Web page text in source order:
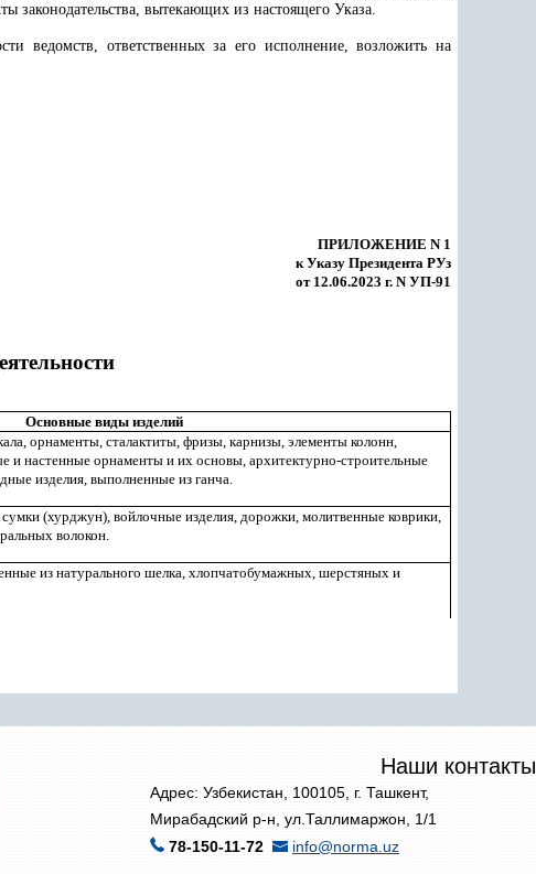
законодательства, вытекающих из настоящего Указа.
ведомств, ответственных за его исполнение, возложить на
ПРИЛОЖЕНИЕ N 1
к Указу Президента РУз
от 12.06.2023 г. N УП-91
Основные виды изделий
орнаменты, сталактиты, фризы, карнизы, элементы колонн,
и настенные орнаменты и их основы, архитектурно-строительные
изделия, выполненные из ганча.
(хурджун), войлочные изделия, дорожки, молитвенные коврики,
волокон.
из натурального шелка, хлопчатобумажных, шерстяных и
Наши контакты
Адрес: Узбекистан, 100105, г. Ташкент,
Мирабадский р-н, ул.Таллимаржон, 1/1
78-150-11-72
info@norma.uz